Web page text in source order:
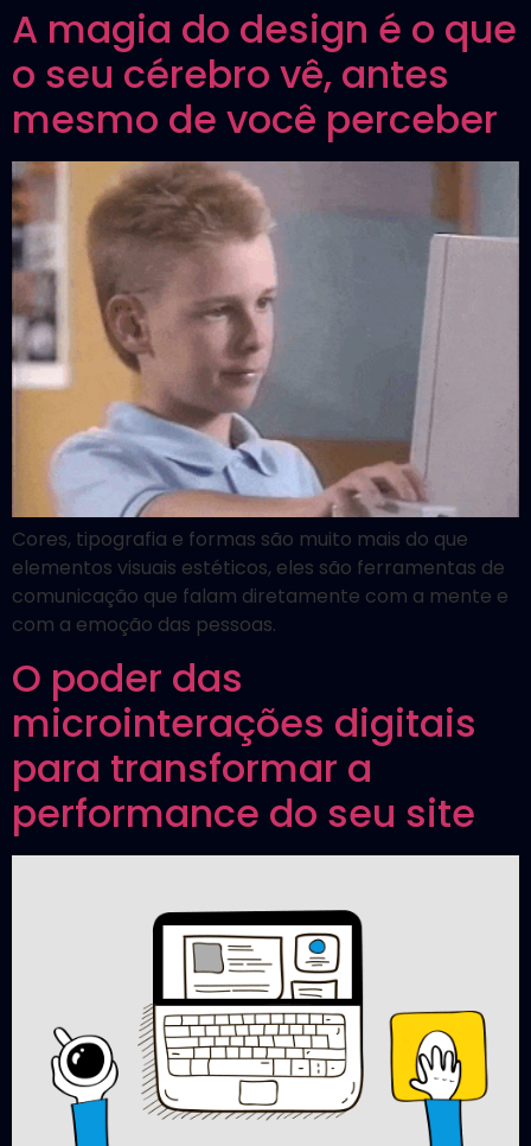
A magia do design é o que
o seu cérebro vê, antes
mesmo de você perceber
Cores, tipografia e formas são muito mais do que
elementos visuais estéticos, eles são ferramentas de
comunicação que falam diretamente com a mente e
com a emoção das pessoas.
O poder das
microinterações digitais
para transformar a
performance do seu site